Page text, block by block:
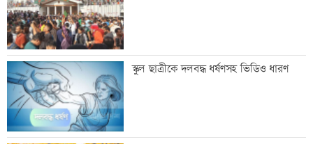
মান্দায় ২৯৬ বোতলসহ দুই মাদক কারবারি
আটক
স্কুল ছাত্রীকে দলবদ্ধ ধর্ষণসহ ভিডিও ধারণ